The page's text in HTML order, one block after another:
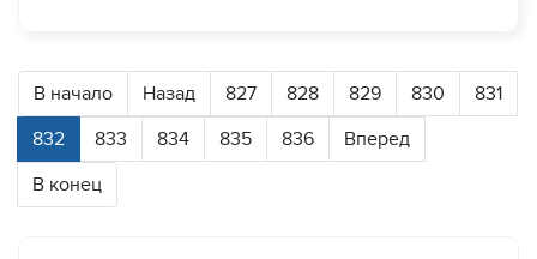
Ограничения с водоснабжением могут
наблюдаться (частично) ул. Гидростороителей,
ул. Турбинная, ул. Озерная.
Завершить необходимый комплекс работ
планируется до 13:00.
В начало Назад 827 828 829 830
831
832
833 834 835 836
Вперед
В конец